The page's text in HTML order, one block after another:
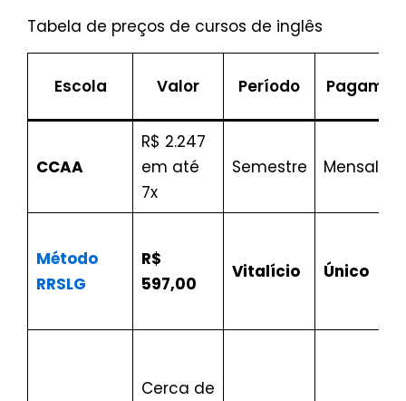
Tabela de preços de cursos de inglês
Escola Valor Período
CCAA
R$ 2.247
em até
7x
Semestre
Método
RRSLG
R$
597,00
Vitalício Único
Cerca de